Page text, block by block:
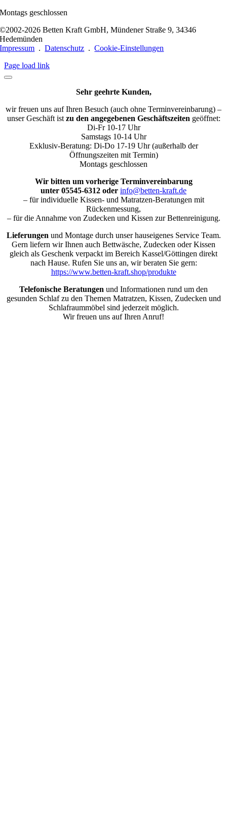
Montags geschlossen
©2002-2026 Betten Kraft GmbH, Mündener Straße 9, 34346
Hedemünden
Impressum .Datenschutz .Cookie-Einstellungen
Page load link
Sehr geehrte Kunden,
wir freuen uns auf Ihren Besuch (auch ohne Terminvereinbarung) –
unser Geschäft ist zu den angegebenen Geschäftszeiten geöffnet:
Di-Fr 10-17 Uhr
Samstags 10-14 Uhr
Exklusiv-Beratung: Di-Do 17-19 Uhr (außerhalb der
Öffnungszeiten mit Termin)
Montags geschlossen
Wir bitten um vorherige Terminvereinbarung
unter 05545-6312 oder info@betten-kraft.de
– für individuelle Kissen- und Matratzen-Beratungen mit
Rückenmessung,
– für die Annahme von Zudecken und Kissen zur Bettenreinigung.
Lieferungen und Montage durch unser hauseigenes Service Team.
Gern liefern wir Ihnen auch Bettwäsche, Zudecken oder Kissen
gleich als Geschenk verpackt im Bereich Kassel/Göttingen direkt
nach Hause. Rufen Sie uns an, wir beraten Sie gern:
https://www.betten-kraft.shop/produkte
Telefonische Beratungen und Informationen rund um den
gesunden Schlaf zu den Themen Matratzen, Kissen, Zudecken und
Schlafraummöbel sind jederzeit möglich.
Wir freuen uns auf Ihren Anruf!